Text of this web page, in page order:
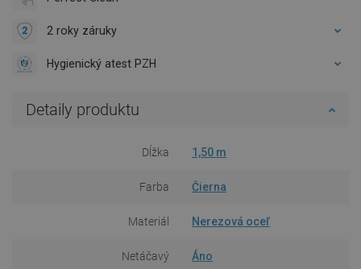
2 roky záruky
Hygienický atest PZH
Detaily produktu
Dĺžka 1,50 m
Farba Čierna
Materiál Nerezová oceľ
Netáčavý Áno